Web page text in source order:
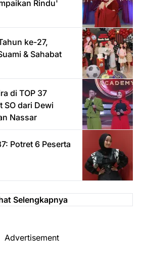
Rindu'
ke-27,
& Sahabat
di TOP 37
SO dari Dewi
Nassar
Potret 6 Peserta
Selengkapnya
Advertisement